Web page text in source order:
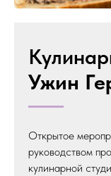
Ужин
Открытое
руководством
кулинарной